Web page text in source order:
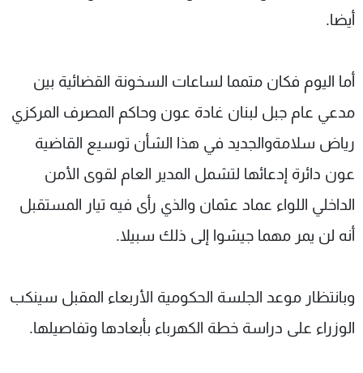
أيضا.
أما اليوم فكان متمما لساعات السخونة القضائية بين
مدعي عام جبل لبنان غادة عون وحاكم المصرف المركزي
رياض سلامةوالجديد في هذا الشأن توسيع القاضية
عون دائرة إدعائها لتشمل المدير العام لقوى الأمن
الداخلي اللواء عماد عثمان والذي رأى فيه تيار المستقبل
أنه لن يمر مهما جيشوا إلى ذلك سبيلا.
وبانتظار موعد الجلسة الحكومية الأربعاء المقبل سينكب
الوزراء على دراسة خطة الكهرباء بأبعادها وتفاصيلها.